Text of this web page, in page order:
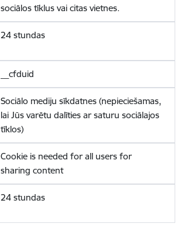
sociālos tīklus vai citas vietnes.
24 stundas
__cfduid
Sociālo mediju sīkdatnes (nepieciešamas,
lai Jūs varētu dalīties ar saturu sociālajos
tīklos)
Cookie is needed for all users for
sharing content
24 stundas